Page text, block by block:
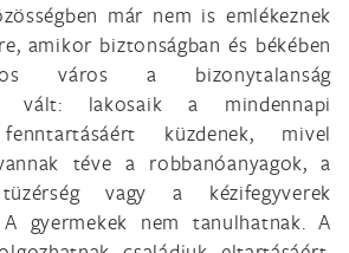
már nem is emlékeznek
amikor biztonságban és békében
város a bizonytalanság
vált: lakosaik a mindennapi
küzdenek, mivel
téve a robbanóanyagok, a
vagy a kézifegyverek
A gyermekek nem tanulhatnak. A